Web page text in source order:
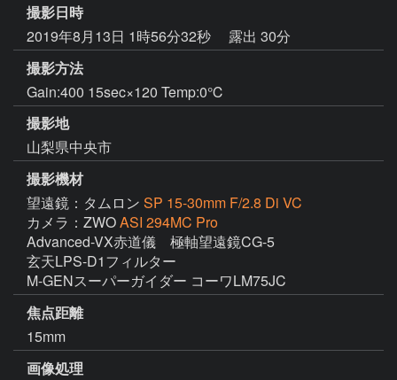
撮影日時
2019年8月13日 1時56分32秒
露出 30分
撮影方法
Gain:400 15sec×120 Temp:0℃
撮影地
山梨県中央市
撮影機材
望遠鏡：タムロン SP 15-30mm F/2.8 Di VC
カメラ：ZWOASI 294MC Pro
Advanced-VX赤道儀　極軸望遠鏡CG-5
玄天LPS-D1フィルター
M-GENスーパーガイダー コーワLM75JC
焦点距離
15mm
画像処理